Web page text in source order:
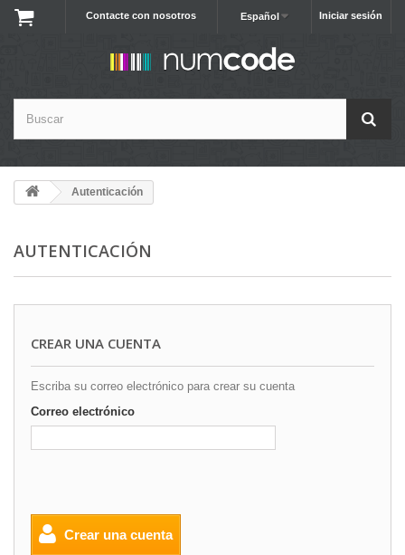
Iniciar sesión
Español
Contacte con nosotros
Autenticación
AUTENTICACIÓN
CREAR UNA CUENTA
Escriba su correo electrónico para crear su cuenta
Correo electrónico
Crear una cuenta